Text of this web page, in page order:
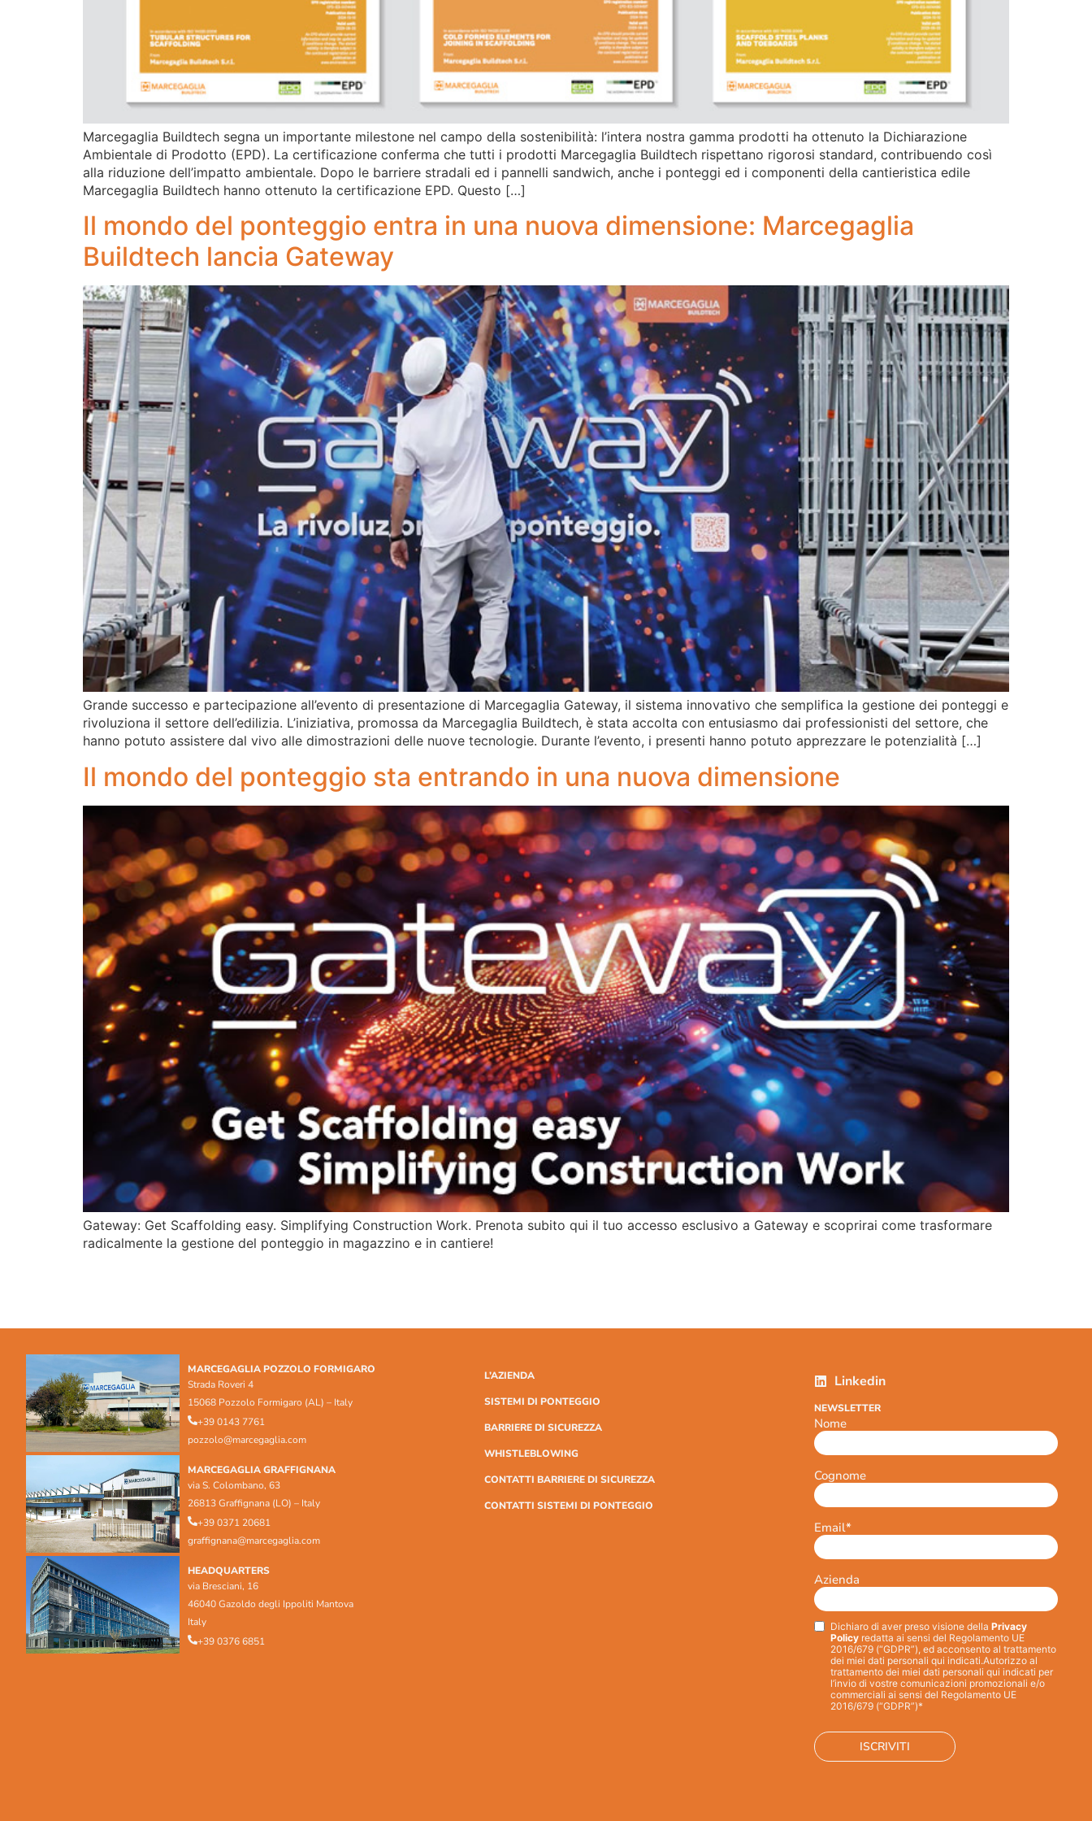
Marcegaglia Buildtech segna un importante milestone nel campo della sostenibilità: l’intera nostra gamma prodotti ha ottenuto la Dichiarazione
Ambientale di Prodotto (EPD). La certificazione conferma che tutti i prodotti Marcegaglia Buildtech rispettano rigorosi standard, contribuendo così
alla riduzione dell’impatto ambientale. Dopo le barriere stradali ed i pannelli sandwich, anche i ponteggi ed i componenti della cantieristica edile
Marcegaglia Buildtech hanno ottenuto la certificazione EPD. Questo […]
Il mondo del ponteggio entra in una nuova dimensione: Marcegaglia
Buildtech lancia Gateway
Grande successo e partecipazione all’evento di presentazione di Marcegaglia Gateway, il sistema innovativo che semplifica la gestione dei ponteggi e
rivoluziona il settore dell’edilizia. L’iniziativa, promossa da Marcegaglia Buildtech, è stata accolta con entusiasmo dai professionisti del settore, che
hanno potuto assistere dal vivo alle dimostrazioni delle nuove tecnologie. Durante l’evento, i presenti hanno potuto apprezzare le potenzialità […]
Il mondo del ponteggio sta entrando in una nuova dimensione
Gateway: Get Scaffolding easy. Simplifying Construction Work. Prenota subito qui il tuo accesso esclusivo a Gateway e scoprirai come trasformare
radicalmente la gestione del ponteggio in magazzino e in cantiere!
MARCEGAGLIA POZZOLO FORMIGARO
Strada Roveri 4
15068 Pozzolo Formigaro (AL) – Italy
+39 0143 7761
pozzolo@marcegaglia.com
MARCEGAGLIA GRAFFIGNANA
via S. Colombano, 63
26813 Graffignana (LO) – Italy
+39 0371 20681
graffignana@marcegaglia.com
HEADQUARTERS
via Bresciani, 16
46040 Gazoldo degli Ippoliti Mantova
Italy
+39 0376 6851
L’AZIENDA
SISTEMI DI PONTEGGIO
BARRIERE DI SICUREZZA
WHISTLEBLOWING
CONTATTI BARRIERE DI SICUREZZA
CONTATTI SISTEMI DI PONTEGGIO
Linkedin
NEWSLETTER
Nome
Cognome
Email*
Azienda
Privacy*
Dichiaro di aver preso visione della Privacy
Policy redatta ai sensi del Regolamento UE
2016/679 (“GDPR”), ed acconsento al trattamento
dei miei dati personali qui indicati.Autorizzo al
trattamento dei miei dati personali qui indicati per
l’invio di vostre comunicazioni promozionali e/o
commerciali ai sensi del Regolamento UE
2016/679 (“GDPR”)*